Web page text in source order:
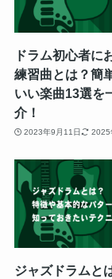
ドラム初心者に
練習曲とは？簡
いい楽曲13選を
介！
2023年9月11日 2025
ジャズドラムと